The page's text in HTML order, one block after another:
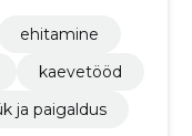
ehitamine
kaevetööd
ja paigaldus